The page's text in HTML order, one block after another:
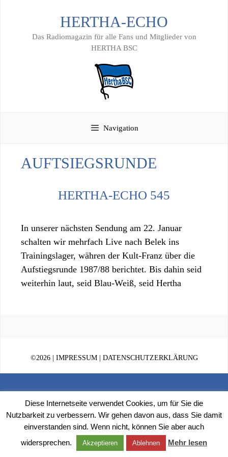
HERTHA-ECHO
Das Radiomagazin für alle Fans und Mitglieder von
HERTHA BSC
Navigation
AUFTSIEGSRUNDE
HERTHA-ECHO 545
In unserer nächsten Sendung am 22. Januar
schalten wir mehrfach Live nach Belek ins
Trainingslager, währen der Kult-Franz über die
Aufstiegsrunde 1987/88 berichtet. Bis dahin seid
weiterhin laut, seid Blau-Weiß, seid Hertha
©2026 | IMPRESSUM| DATENSCHUTZERKLÄRUNG
Diese Internetseite verwendet Cookies, um für Sie die
Nutzbarkeit zu verbessern. Wir gehen davon aus, dass Sie damit
einverstanden sind. Wenn nicht, können Sie aber auch
widersprechen.
Akzeptieren Ablehnen Mehr lesen